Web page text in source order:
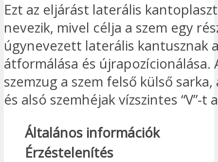
Ezt az eljárást laterális
nevezik, mivel célja a szem egy
úgynevezett laterális kantusznak
átformálása és újrapozícionálása.
szemzug a szem felső külső
és alsó szemhéjak vízszintes “V”-t
Általános információk
Érzéstelenítés